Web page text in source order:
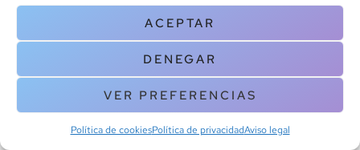
ACEPTAR
DENEGAR
VER PREFERENCIAS
Política de cookiesPolítica de privacidadAviso legal
CONTACTO
Copyright © 2025 Canoa Libros. All Rights Reserved |
cookies
| Aviso legal